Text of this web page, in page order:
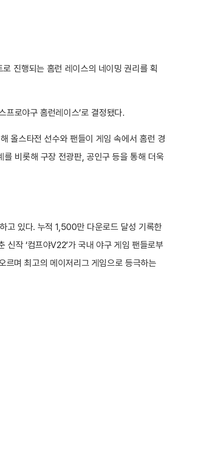
진행되는 홈런 레이스의 네이밍 권리를 획
프로야구 홈런레이스’로 결정됐다.
올스타전 선수와 팬들이 게임 속에서 홈런 경
를 비롯해 구장 전광판, 공인구 등을 통해 더욱
고 있다. 누적 1,500만 다운로드 달성 기록한
작 ‘컴프야V22’가 국내 야구 게임 팬들로부
르며 최고의 메이저리그 게임으로 등극하는